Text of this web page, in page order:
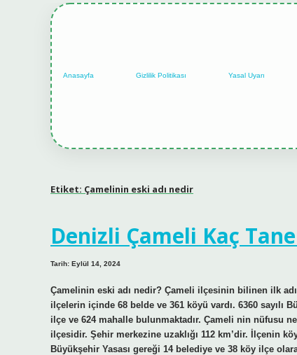
Anasayfa Gizlilik Politikası Yasal Uyarı
Etiket: Çamelinin eski adı nedir
Denizli Çameli Kaç
Tarih: Eylül 14, 2024
Çamelinin eski adı nedir? Çameli ilçesinin bilinen ilk
ilçelerin içinde 68 belde ve 361 köyü vardı. 6360 sayılı
ilçe ve 624 mahalle bulunmaktadır. Çameli nin nüfusu
ilçesidir. Şehir merkezine uzaklığı 112 km’dir. İlçenin
Büyükşehir Yasası gereği 14 belediye ve 38 köy ilçe